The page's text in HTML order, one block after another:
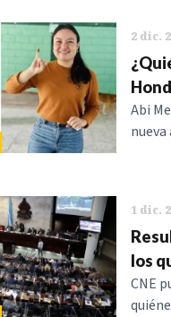
2 dic.
Abi
1 dic.
los
CNE